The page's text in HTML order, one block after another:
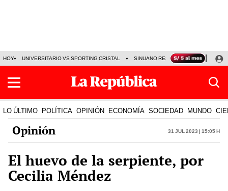
HOY UNIVERSITARIO VS SPORTING CRISTAL SINUANO RESULTADOS HOY
LO ÚLTIMO POLÍTICA OPINIÓN ECONOMÍA SOCIEDAD MUNDO
Opinión 31 Jul 2023 | 15:05 h
El huevo de la serpiente, por
Cecilia Méndez